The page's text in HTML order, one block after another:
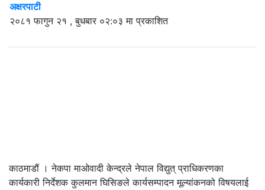
अक्षरपाटी
२०८१ फागुन २१ , बुधबार ०२:०३ मा प्रकाशित
काठमाडौं । नेकपा माओवादी केन्द्रले नेपाल विद्युत् प्राधिकरणका
कार्यकारी निर्देशक कुलमान घिसिङले कार्यसम्पादन मूल्यांकनको विषयलाई